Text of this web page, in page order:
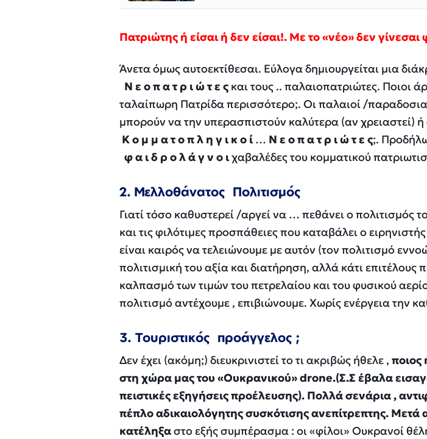
Πατριώτης ή είσαι ή δεν είσαι!. Με το «νέο» δεν γίνεσαι
Άνετα όμως αυτοεκτίθεσαι. Εύλογα δημιουργείται
Ν ε οπατ ρ ιώτε ς και τους .. παλαιοπατριώτες. Ποιοι
ταλαίπωρη Πατρίδα περισσότερο;. Οι παλαιοί /
μπορούν να την υπερασπιστούν καλύτερα (αν
Κο μ μ ατοπλ η γ ι κο ί … Ν ε οπατ ρ ιώτε ς;.
φα ιδ ρολάγν ο ιχαβαλέδες του κομματικού
2. Μελλοθάνατος Πολιτισμός
Γιατί τόσο καθυστερεί /αργεί να … πεθάνει ο πολιτισμός
και τις φιλότιμες προσπάθειες που καταβάλει ο
είναι καιρός να τελειώνουμε με αυτόν (τον πολιτισμό
πολιτισμική του αξία και διατήρηση, αλλά κάτι επιτέλους
καλπασμό των τιμών του πετρελαίου και του φυσικού
πολιτισμό αντέχουμε , επιβιώνουμε. Χωρίς ενέργεια την
3. Τουριστικός προάγγελος ;
Δεν έχει (ακόμη;) διευκρινιστεί το τι ακριβώς ήθελε , ποιος
στη χώρα μας του «Ουκρανικού» drone.(Σ.Σ έβαλα
πειστικές εξηγήσεις προέλευσης). Πολλά σενάρια ,
πέπλο αδικαιολόγητης συσκότισης ανεπίτρεπτης.
κατέληξαστο εξής συμπέρασμα : οι «φίλοι» Ουκρανοί